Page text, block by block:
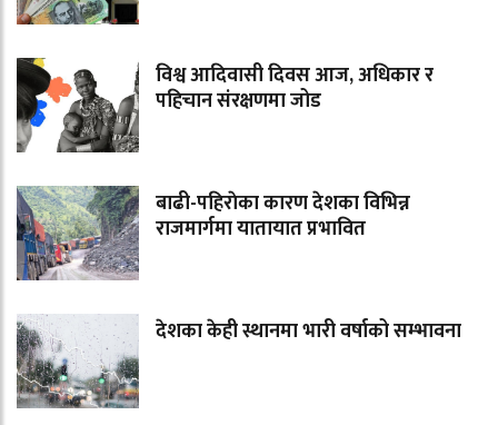
विश्व आदिवासी दिवस आज, अधिकार र
पहिचान संरक्षणमा जोड
बाढी-पहिराेका कारण देशका विभिन्न
राजमार्गमा यातायात प्रभावित
देशका केही स्थानमा भारी वर्षाको सम्भावना